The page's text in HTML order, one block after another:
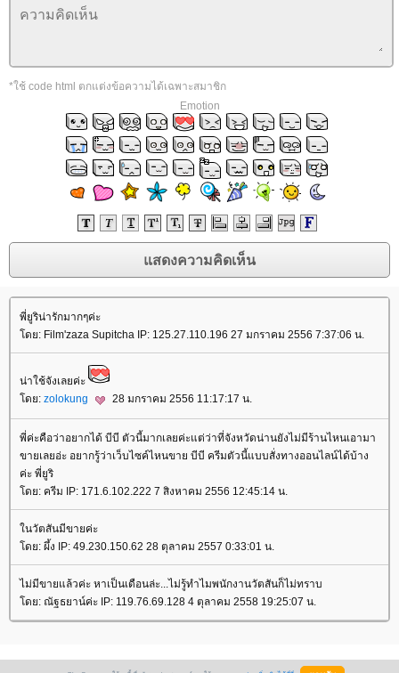
*ใช้ code html ตกแต่งข้อความได้เฉพาะสมาชิก
Emotion
พี่ยูริน่ารักมากๆค่ะ
ดย: Film'zaza Supitcha IP: 125.27.110.196 27 มกราคม 2556 7:37:06 น.
น่าใช้จังเลยค่ะ
ดย: zolokung 28 มกราคม 2556 11:17:17 น.
พี่ค่ะคือว่าอยากได้ บีบี ตัวนี้มากเลยค่ะแต่ว่าที่จังหวัดน่านยังไม่มีร้านไหนเอามา
ขายเลยอ่ะ อยากรู้ว่าเว็บไซค์ไหนขาย บีบี ครีมตัวนี้แบบสั่งทางออนไลน์ได้บ้าง
ค่ะ พี่ยูริ
ดย: ครีม IP: 171.6.102.222 7 สิงหาคม 2556 12:45:14 น.
นวัตสันมีขายค่ะ
ดย: ผึ้ง IP: 49.230.150.62 28 ตุลาคม 2557 0:33:01 น.
ไม่มีขายแล้วค่ะ หาเป็นเดือนล่ะ...ไม่รู้ทำไมพนักงานวัตสันก็ไม่ทราบ
ดย: ณัฐธยาน์ค่ะ IP: 119.76.69.128 4 ตุลาคม 2558 19:25:07 น.